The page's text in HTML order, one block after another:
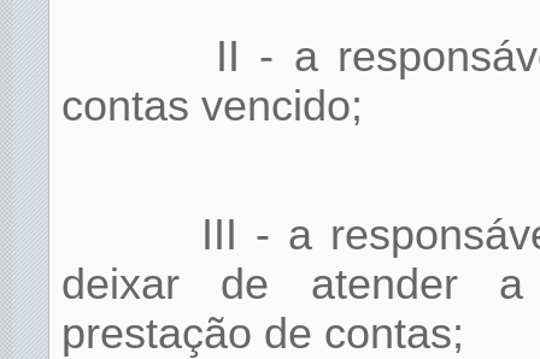
II - a
contas vencido;
III - a
deixar de atender a
prestação de contas;